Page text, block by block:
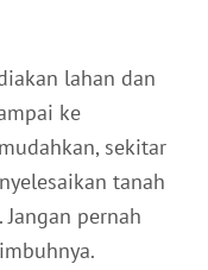
lahan dan
ke
sekitar
tanah
pernah